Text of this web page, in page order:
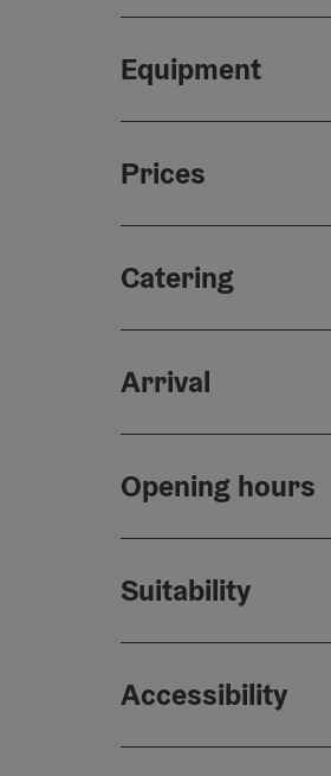
Equipment
Prices
Catering
Arrival
Opening hours
Suitability
Accessibility